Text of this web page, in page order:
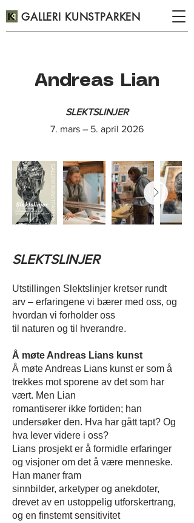
GALLERI KUNSTPARKEN
Andreas Lian
SLEKTSLINJER
7. mars – 5. april 2026
SLEKTSLINJER
Utstillingen Slektslinjer kretser rundt
arv – erfaringene vi bærer med oss, og
hvordan vi forholder oss
til naturen og til hverandre.
Å møte Andreas Lians kunst
Å møte Andreas Lians kunst er som å
trekkes mot sporene av det som har
vært. Men Lian
romantiserer ikke fortiden; han
undersøker den. Hva har gått tapt? Og
hva lever videre i oss?
Lians prosjekt er å formidle erfaringer
og visjoner om det å være menneske.
Han maner fram
sinnbilder, arketyper og anekdoter,
drevet av en ustoppelig utforskertrang,
og en finstemt sensitivitet